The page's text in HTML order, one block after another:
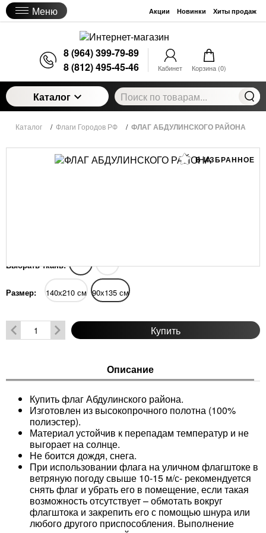
Меню Акции Новинки Хиты продаж
8 (964) 399-79-89
8 (812) 495-45-46
Кабинет Корзина (0)
Каталог
Каталог / Флаги Городов РФ / ФЛАГ АБДУЛИНСКОГО РАЙОНА
В ИЗБРАННОЕ
Выбрать ткань:
Размер: 140х210 см 90х135 см
Купить
Описание
Купить флаг Абдулинского района.
Изготовлен из высокопрочного полотна (100%
полиэстер).
Материал устойчив к перепадам температур и не
выгорает на солнце.
Не боится дождя, снега.
При использовании флага на уличном флагштоке в
ветряную погоду свыше 10-15 м/с- рекомендуется
снять флаг и убрать его в помещение, если такая
возможность отсутствует – обмотать вокруг
флагштока и закрепить его с помощью шнура или
любого другого приспособления. Выполнение